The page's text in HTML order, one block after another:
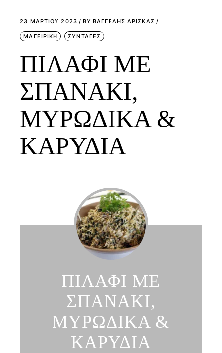
23 ΜΑΡΤΊΟΥ 2023 BY ΒΑΓΓΕΛΗΣ ΔΡΙΣΚΑΣ
ΜΑΓΕΙΡΙΚΗ ΣΥΝΤΑΓΕΣ
ΠΙΛΑΦΙ ΜΕ
ΣΠΑΝΑΚΙ,
ΜΥΡΩΔΙΚΑ &
ΚΑΡΥΔΙΑ
ΠΙΛΑΦΙ ΜΕ
ΣΠΑΝΑΚΙ,
ΜΥΡΩΔΙΚΑ &
ΚΑΡΥΔΙΑ